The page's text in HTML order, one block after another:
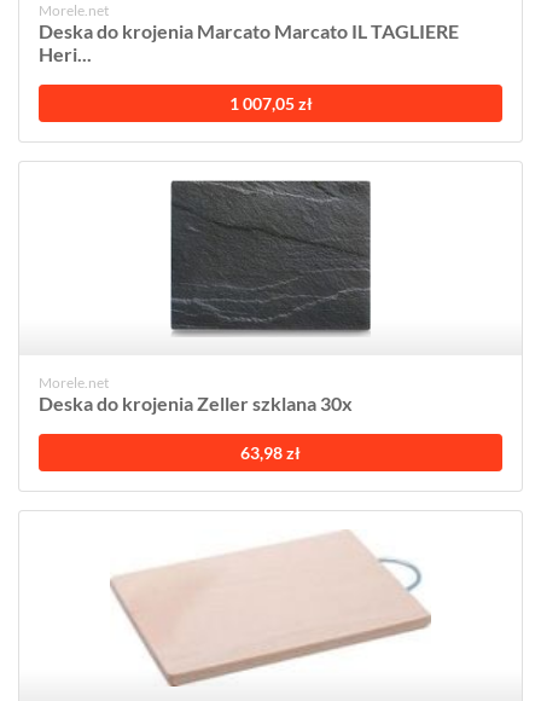
Morele.net
Deska do krojenia Marcato Marcato IL TAGLIERE
Heri...
1 007,05 zł
Morele.net
Deska do krojenia Zeller szklana 30x
63,98 zł